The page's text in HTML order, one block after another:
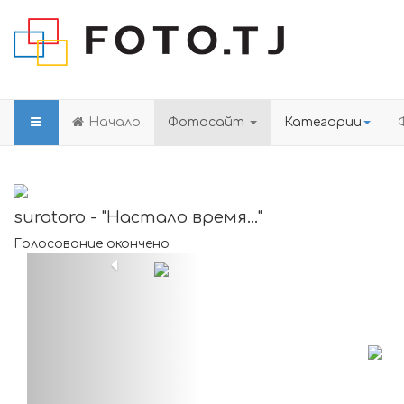
Начало Фотосайт Категории
suratoro - "Настало время..."
Голосование окончено